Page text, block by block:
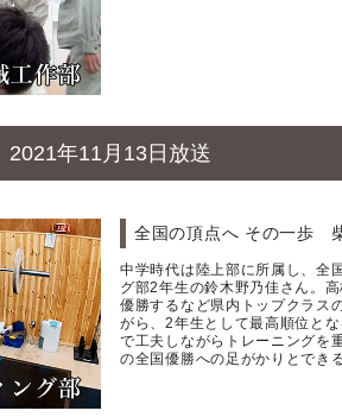
2021年11月13日放送
全国の頂点へ その一歩
中学時代は陸上部に所属し、全
グ部2年生の鈴木野乃佳さん。
優勝するなど県内トップクラス
がら、2年生として最高順位と
で工夫しながらトレーニングを
の全国優勝への足がかりとできる